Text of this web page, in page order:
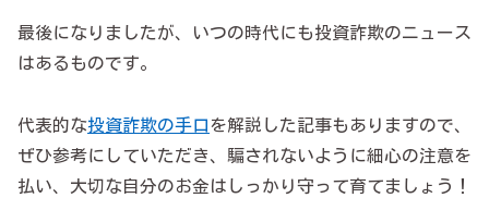
最後になりましたが、いつの時代にも投資詐欺のニュース
はあるものです。
代表的な投資詐欺の手口を解説した記事もありますので、
ぜひ参考にしていただき、騙されないように細心の注意を
払い、大切な自分のお金はしっかり守って育てましょう！